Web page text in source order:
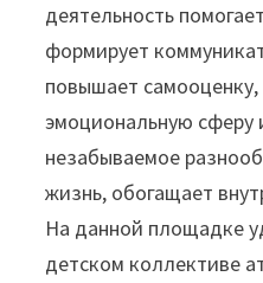
деятельность
формирует
повышает самооценку,
эмоциональную сферу
незабываемое
жизнь, обогащает
На данной площадке
детском коллективе